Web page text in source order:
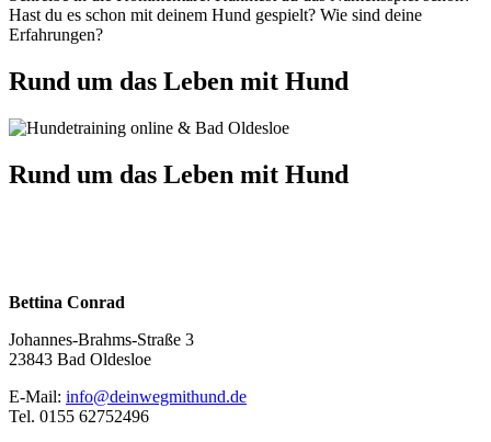
Hast du es schon mit deinem Hund gespielt? Wie sind deine
Erfahrungen?
Rund um das Leben mit Hund
Rund um das Leben mit Hund
Bettina Conrad
Johannes-Brahms-Straße 3
23843 Bad Oldesloe
E-Mail: info@deinwegmithund.de
Tel. 0155 62752496